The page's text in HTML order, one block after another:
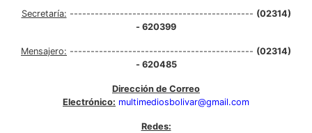
Secretaría: -------------------------------------------- (02314)
- 620399
Mensajero: -------------------------------------------- (02314)
- 620485
Dirección de Correo
Electrónico: multimediosbolivar@gmail.com
Redes: